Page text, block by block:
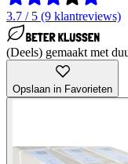
3.7 / 5 (9 klantreviews)
(Deels) gemaakt met
Opslaan in Favorieten